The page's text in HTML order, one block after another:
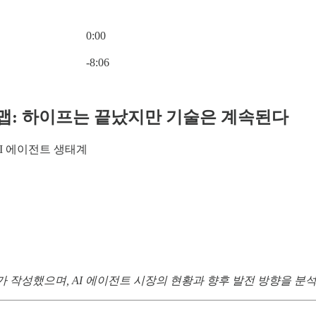
0:00
-8:06
: 하이프는 끝났지만 기술은 계속된다
이전트 생태계
작성했으며, AI 에이전트 시장의 현황과 향후 발전 방향을 분